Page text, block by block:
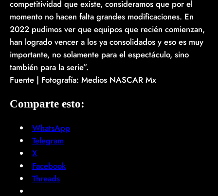
competitividad que existe, consideramos que por el
momento no hacen falta grandes modificaciones. En
2022 pudimos ver que equipos que recién comienzan,
han logrado vencer a los ya consolidados y eso es muy
importante, no solamente para el espectáculo, sino
también para la serie”.
Fuente | Fotografía: Medios NASCAR Mx
Comparte esto:
WhatsApp
Telegram
X
Facebook
Threads